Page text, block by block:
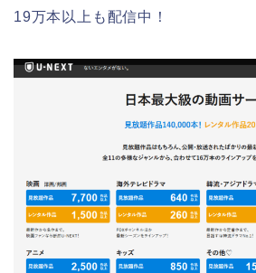
19万本以上も配信中！